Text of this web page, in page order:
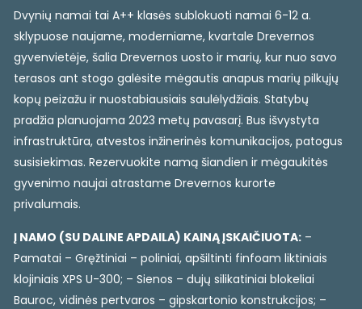
Dvynių namai tai A++ klasės sublokuoti namai 6-12 a.
sklypuose naujame, moderniame, kvartale Drevernos
gyvenvietėje, šalia Drevernos uosto ir marių, kur nuo savo
terasos ant stogo galėsite mėgautis anapus marių pilkųjų
kopų peizažu ir nuostabiausiais saulėlydžiais. Statybų
pradžia planuojama 2023 metų pavasarį. Bus išvystyta
infrastruktūra, atvestos inžinerinės komunikacijos, patogus
susisiekimas. Rezervuokite namą šiandien ir mėgaukitės
gyvenimo naujai atrastame Drevernos kurorte
privalumais.
Į NAMO (SU DALINE APDAILA) KAINĄ ĮSKAIČIUOTA: –
Pamatai – Gręžtiniai – poliniai, apšiltinti finfoam liktiniais
klojiniais XPS U-300; – Sienos – dujų silikatiniai blokeliai
Bauroc, vidinės pertvaros – gipskartonio konstrukcijos; –